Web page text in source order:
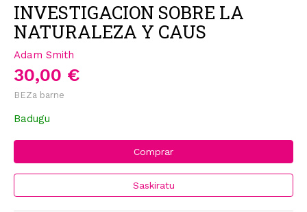
INVESTIGACION SOBRE LA
NATURALEZA Y CAUS
Adam Smith
30,00 €
BEZa barne
Badugu
Comprar
Saskiratu